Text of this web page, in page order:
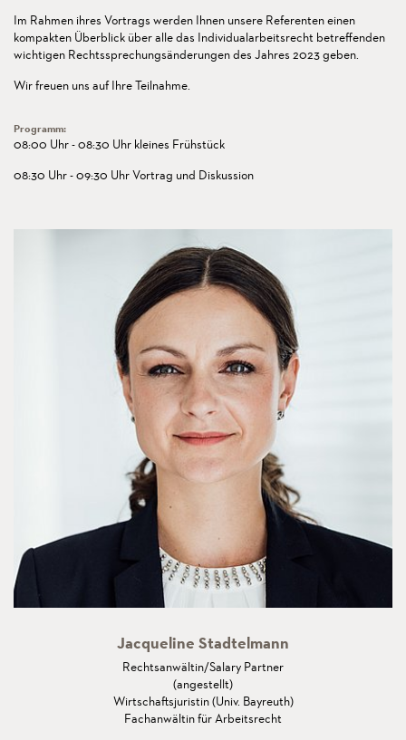
Im Rahmen ihres Vortrags werden Ihnen unsere Referenten einen
kompakten Überblick über alle das Individualarbeitsrecht betreffenden
wichtigen Rechtssprechungsänderungen des Jahres 2023 geben.
Wir freuen uns auf Ihre Teilnahme.
Programm:
08:00 Uhr - 08:30 Uhr kleines Frühstück
08:30 Uhr - 09:30 Uhr Vortrag und Diskussion
Jacqueline Stadtelmann
Rechtsanwältin/Salary Partner
(angestellt)
Wirtschaftsjuristin (Univ. Bayreuth)
Fachanwältin für Arbeitsrecht